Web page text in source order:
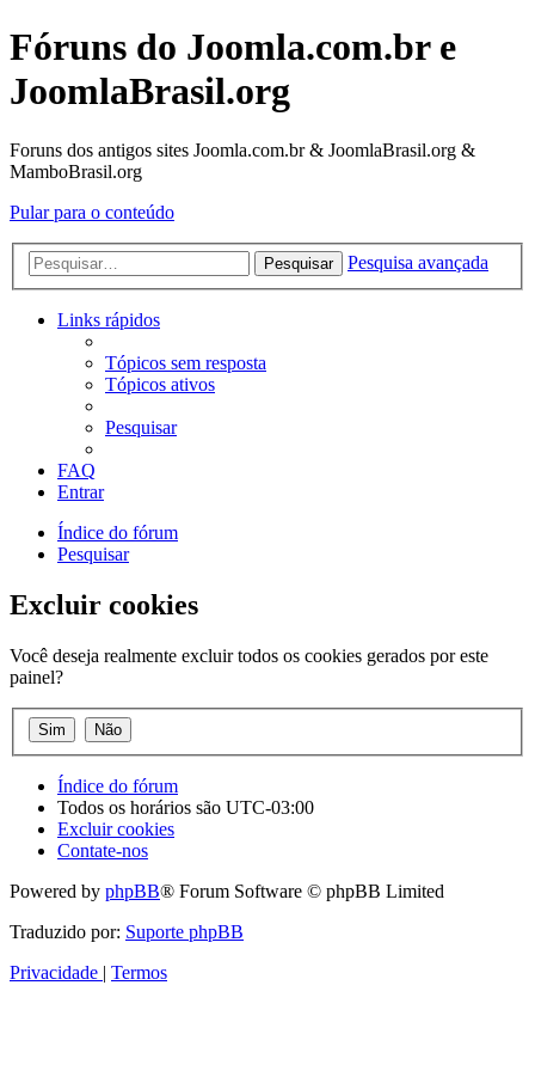
Fóruns do Joomla.com.br e
JoomlaBrasil.org
Foruns dos antigos sites Joomla.com.br & JoomlaBrasil.org &
MamboBrasil.org
Pular para o conteúdo
Pesquisar Pesquisa avançada
Links rápidos
Tópicos sem resposta
Tópicos ativos
Pesquisar
FAQ
Entrar
Índice do fórum
Pesquisar
Excluir cookies
Você deseja realmente excluir todos os cookies gerados por este
painel?
Índice do fórum
Todos os horários são UTC-03:00
Excluir cookies
Contate-nos
Powered by phpBB® Forum Software © phpBB Limited
Traduzido por: Suporte phpBB
Privacidade | Termos